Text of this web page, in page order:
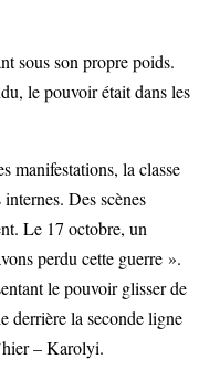
sous son propre poids.
le pouvoir était dans les
manifestations, la classe
Des scènes
Le 17 octobre, un
perdu cette guerre ».
le pouvoir glisser de
derrière la seconde ligne
– Karolyi.